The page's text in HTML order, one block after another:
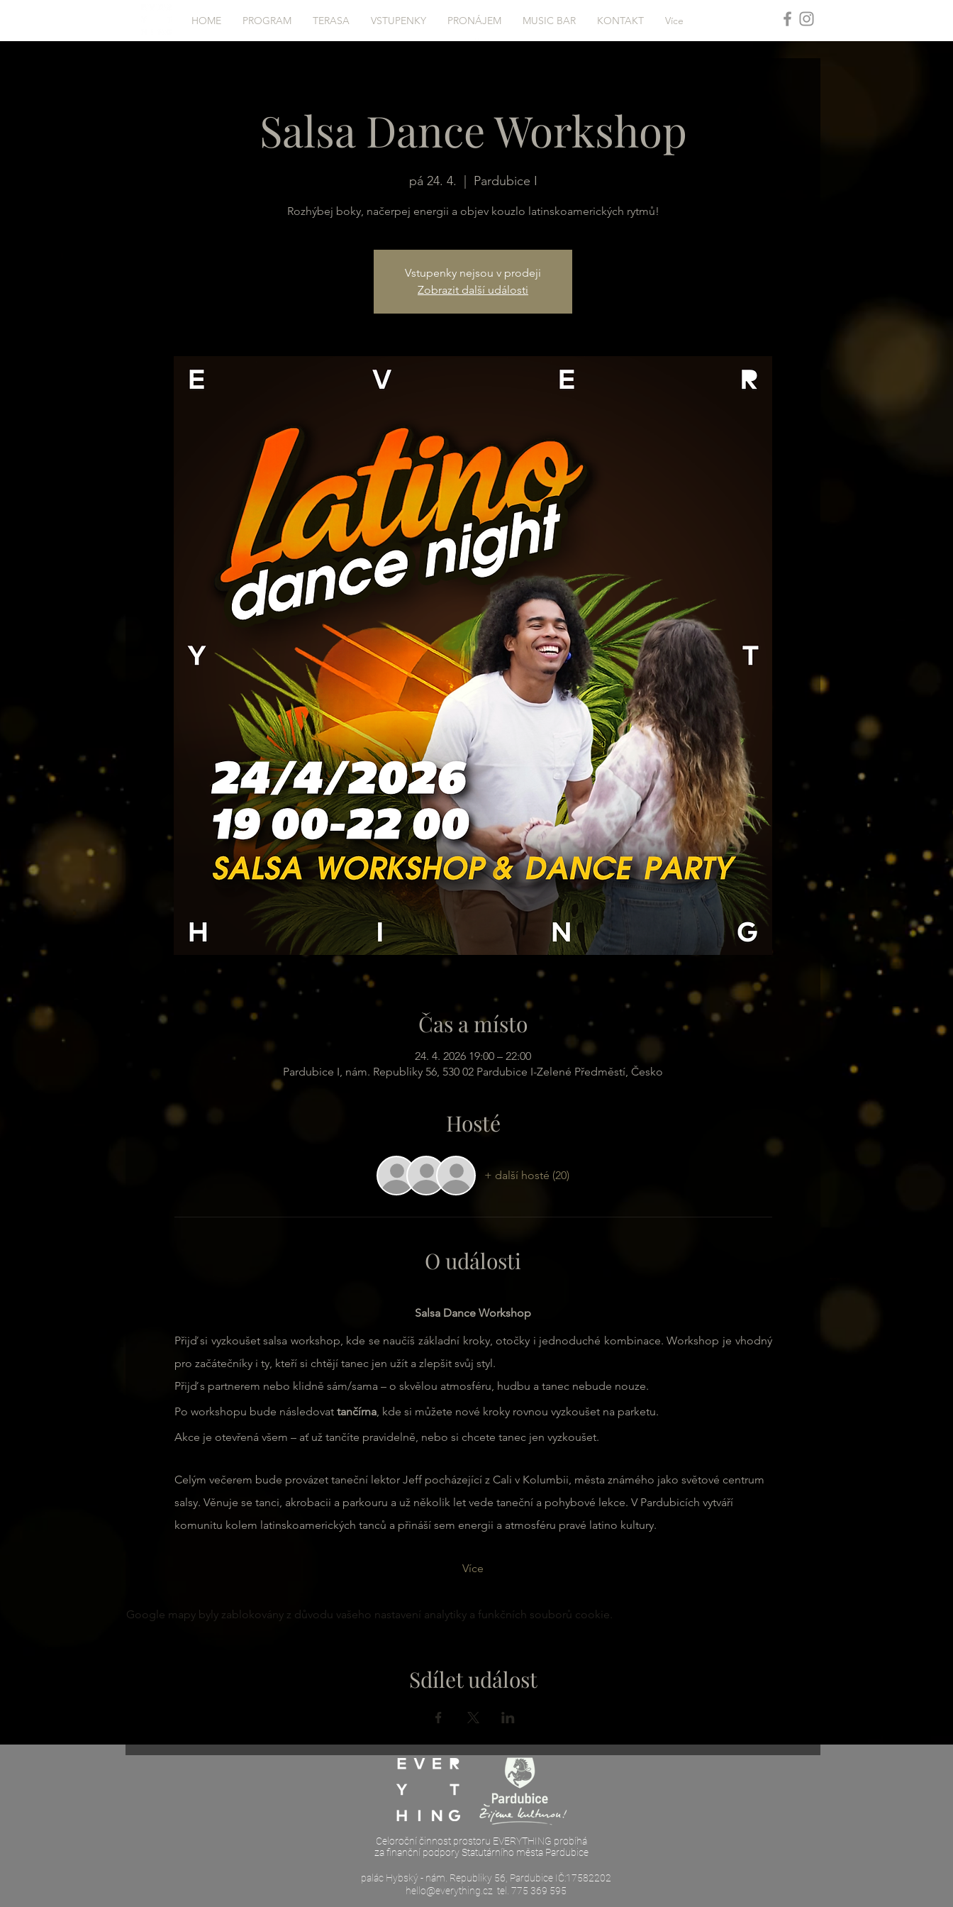
HOME PROGRAM TERASA VSTUPENKY PRONÁJEM MUSIC BAR KONTAKT Více
Salsa Dance Workshop
pá 24. 4. Pardubice I
Rozhýbej boky, načerpej energii a objev kouzlo latinskoamerických rytmů!
Vstupenky nejsou v prodeji
Zobrazit další události
Čas a místo
24. 4. 2026 19:00 – 22:00
Pardubice I, nám. Republiky 56, 530 02 Pardubice I-Zelené Předměstí, Česko
Hosté
+ další hosté (20)
O události
Salsa Dance Workshop
Přijď si vyzkoušet salsa workshop, kde se naučíš základní kroky, otočky i jednoduché kombinace. Workshop je vhodný
pro začátečníky i ty, kteří si chtějí tanec jen užít a zlepšit svůj styl.
Přijď s partnerem nebo klidně sám/sama – o skvělou atmosféru, hudbu a tanec nebude nouze.
Po workshopu bude následovat tančírna, kde si můžete nové kroky rovnou vyzkoušet na parketu.
Akce je otevřená všem – ať už tančíte pravidelně, nebo si chcete tanec jen vyzkoušet.
Celým večerem bude provázet taneční lektor Jeff pocházející z Cali v Kolumbii, města známého jako světové centrum
salsy. Věnuje se tanci, akrobacii a parkouru a už několik let vede taneční a pohybové lekce. V Pardubicích vytváří
komunitu kolem latinskoamerických tanců a přináší sem energii a atmosféru pravé latino kultury.
Více
Google mapy byly zablokovány z důvodu vašeho nastavení analytiky a funkčních souborů cookie.
Sdílet událost
Celoroční činnost prostoru EVERYTHING probíhá
za finanční podpory Statutárního města Pardubice
palác Hybský - nám. Republiky 56, Pardubice IČ:17582202
hello@everything.cz tel. 775 369 595